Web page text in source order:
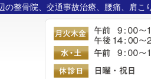
整骨院、交通事故治療、腰痛、肩こ